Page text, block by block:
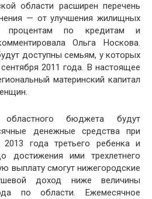
области расширен перечень
— от улучшения жилищных
процентам по кредитам и
Ольга Носкова.
доступны семьям, у которых
2011 года. В настоящее
материнский капитал
бюджета будут
денежные средства при
года третьего ребенка и
достижения ими трехлетнего
выплату смогут нижегородские
доход ниже величины
по области. Ежемесячное